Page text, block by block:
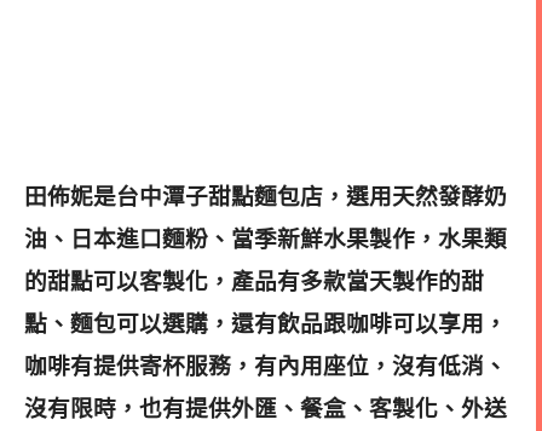
田佈妮是台中潭子甜點麵包店，選用天然發酵奶
油、日本進口麵粉、當季新鮮水果製作，水果類
的甜點可以客製化，產品有多款當天製作的甜
點、麵包可以選購，還有飲品跟咖啡可以享用，
咖啡有提供寄杯服務，有內用座位，沒有低消、
沒有限時，也有提供外匯、餐盒、客製化、外送